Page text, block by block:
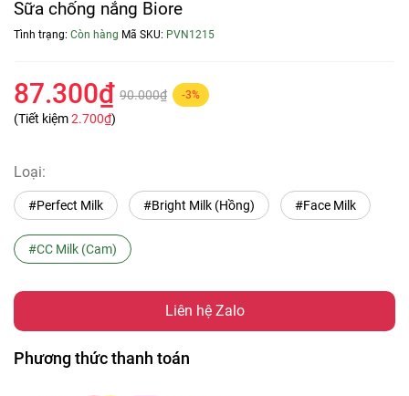
Sữa chống nắng Biore
Tình trạng: Còn hàng Mã SKU: PVN1215
87.300₫ 90.000₫ -3%
(Tiết kiệm2.700₫)
Loại:
#Perfect Milk #Bright Milk (Hồng) #Face Milk
#CC Milk (Cam)
Liên hệ Zalo
Phương thức thanh toán